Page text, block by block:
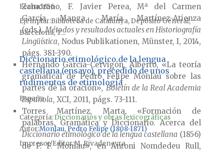
Zamorano, F. Javier Perea, Mª del Carmen
García Manga, María Martínez-Atienza
(eds.),Métodos y resultados actuales en Historiografía
Lingüística, Nodus Publikationen, Münster, I, 2014,
págs. 381-390.
Hernando García-Cervigón, Alberto, «La teoría
gramatical de Pedro Felipe Monlau sobre las
partes de la oración»,Boletín de la Real Academia
Española, XCI, 2011, págs. 73-111.
Torres Martínez, Marta, «Formación de
palabras, Gramática y Diccionario. Acerca del
Diccionario etimológico de la lengua castellana (1856)
de P. F. Monlau», en Antoni Nomdedeu Rull,
Fecha1856
Ejemplar Biblioteca de Catalunya, Depósito General,
Barcelona, T...
Diccionario etimológico de la lengua
castellana (ensayo), precedido de unos
rudimentos de etimología
España
Categoría:Diccionarios y obras lexicográficas
Autor Monlau, Pedro Felipe (1808-1871)
Impresor/EditorM. Rivadeneyra